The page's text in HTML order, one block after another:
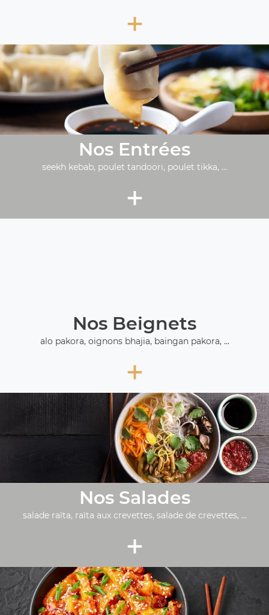
+
Nos Entrées
seekh kebab, poulet tandoori, poulet tikka, ...
+
Nos Beignets
alo pakora, oignons bhajia, baingan pakora, ...
+
Nos Salades
salade raïta, raïta aux crevettes, salade de crevettes, ...
+